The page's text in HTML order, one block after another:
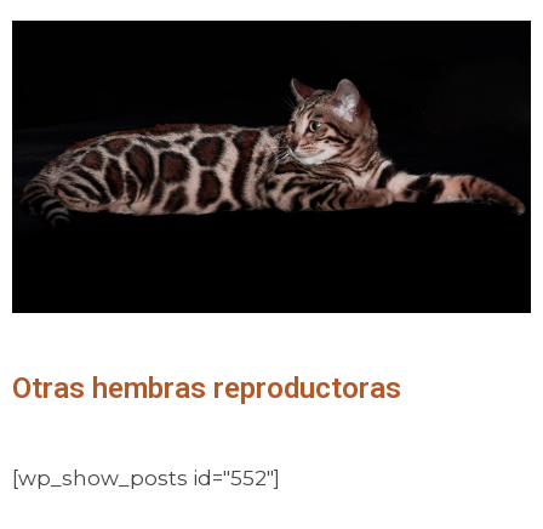
Otras hembras reproductoras
[wp_show_posts id="552"]